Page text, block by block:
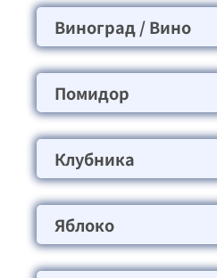
Виноград / Вино
Помидор
Клубника
Яблоко